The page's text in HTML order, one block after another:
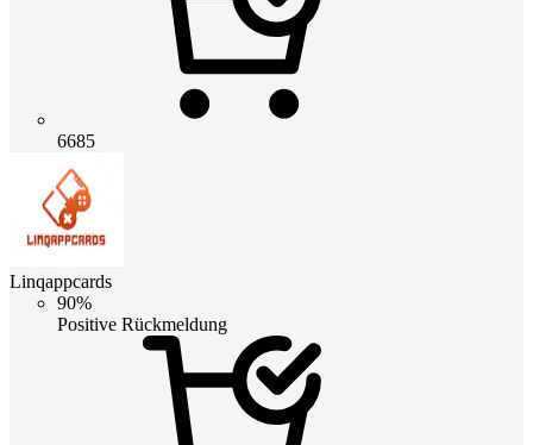
6685
Linqappcards
90%
Positive Rückmeldung